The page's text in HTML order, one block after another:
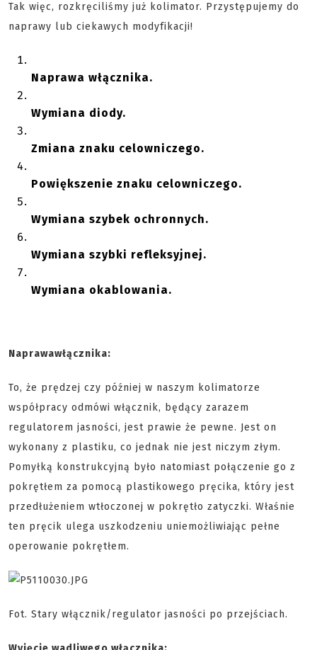
Tak więc, rozkręciliśmy już kolimator. Przystępujemy do
naprawy lub ciekawych modyfikacji!
Naprawa włącznika.
Wymiana diody.
Zmiana znaku celowniczego.
Powiększenie znaku celowniczego.
Wymiana szybek ochronnych.
Wymiana szybki refleksyjnej.
Wymiana okablowania.
Naprawawłącznika:
To, że prędzej czy później w naszym kolimatorze
współpracy odmówi włącznik, będący zarazem
regulatorem jasności, jest prawie że pewne. Jest on
wykonany z plastiku, co jednak nie jest niczym złym.
Pomyłką konstrukcyjną było natomiast połączenie go z
pokrętłem za pomocą plastikowego pręcika, który jest
przedłużeniem wtłoczonej w pokrętło zatyczki. Właśnie
ten pręcik ulega uszkodzeniu uniemożliwiając pełne
operowanie pokrętłem.
Fot. Stary włącznik/regulator jasności po przejściach.